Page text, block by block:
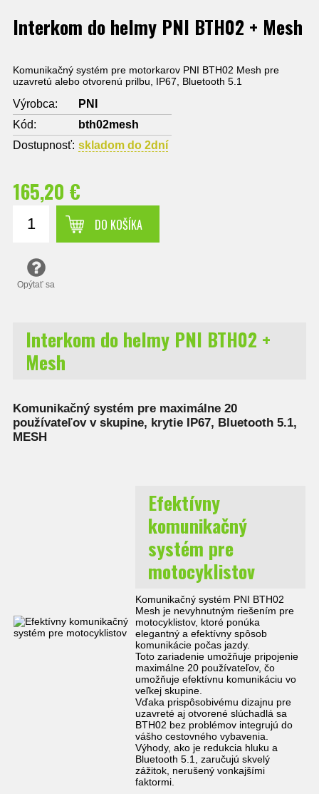
Interkom do helmy PNI BTH02 + Mesh
Komunikačný systém pre motorkarov PNI BTH02 Mesh pre
uzavretú alebo otvorenú prilbu, IP67, Bluetooth 5.1
Výrobca:
PNI
Kód:
bth02mesh
Dostupnosť: skladom do 2dní
165,20 €
DO KOŠÍKA
Opýtať sa
Interkom do helmy PNI BTH02 +
Mesh
Komunikačný systém pre maximálne 20
používateľov v skupine, krytie IP67, Bluetooth 5.1,
MESH
Efektívny
komunikačný
systém pre
motocyklistov
Komunikačný systém PNI BTH02
Mesh je nevyhnutným riešením pre
motocyklistov, ktoré ponúka
elegantný a efektívny spôsob
komunikácie počas jazdy.
Toto zariadenie umožňuje pripojenie
maximálne 20 používateľov, čo
umožňuje efektívnu komunikáciu vo
veľkej skupine.
Vďaka prispôsobivému dizajnu pre
uzavreté aj otvorené slúchadlá sa
BTH02 bez problémov integrujú do
vášho cestovného vybavenia.
Výhody, ako je redukcia hluku a
Bluetooth 5.1, zaručujú skvelý
zážitok, nerušený vonkajšími
faktormi.